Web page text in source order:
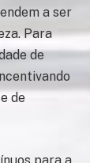
a ser
Para
de
de